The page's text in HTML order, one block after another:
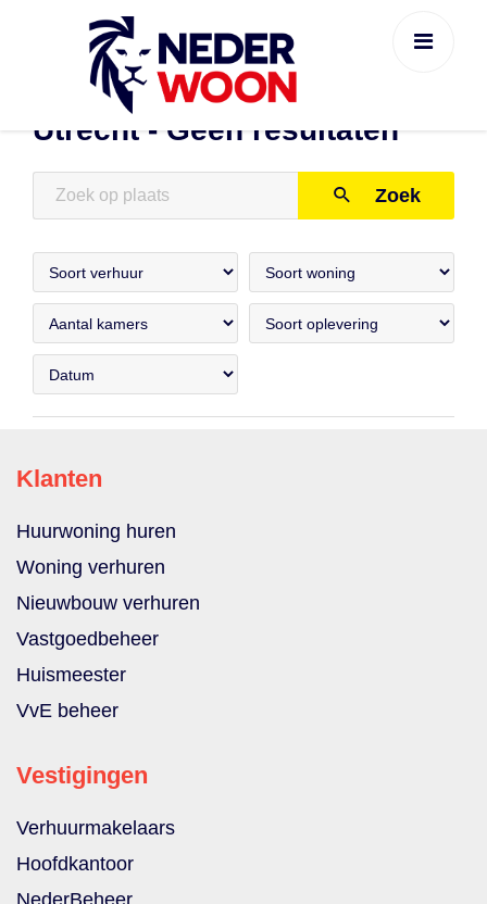
Utrecht - Geen resultaten
Zoek
Klanten
Huurwoning huren
Woning verhuren
Nieuwbouw verhuren
Vastgoedbeheer
Huismeester
VvE beheer
Vestigingen
Verhuurmakelaars
Hoofdkantoor